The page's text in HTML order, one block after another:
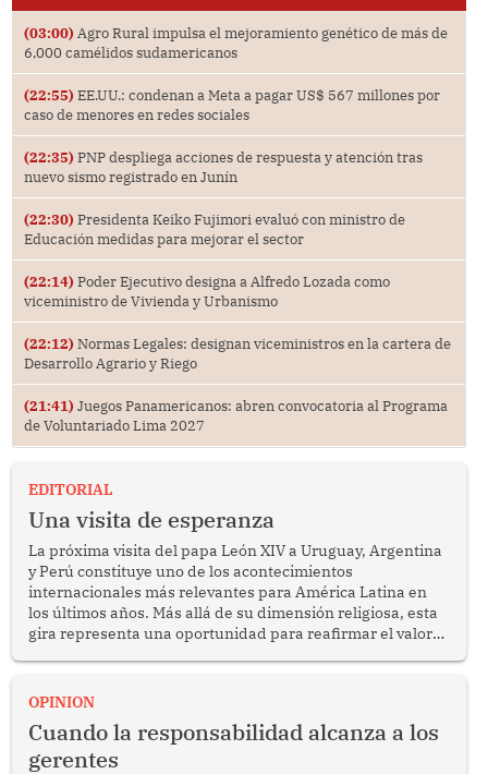
(03:00) Agro Rural impulsa el mejoramiento genético de más de
6,000 camélidos sudamericanos
(22:55) EE.UU.: condenan a Meta a pagar US$ 567 millones por
caso de menores en redes sociales
(22:35) PNP despliega acciones de respuesta y atención tras
nuevo sismo registrado en Junín
(22:30) Presidenta Keiko Fujimori evaluó con ministro de
Educación medidas para mejorar el sector
(22:14) Poder Ejecutivo designa a Alfredo Lozada como
viceministro de Vivienda y Urbanismo
(22:12) Normas Legales: designan viceministros en la cartera de
Desarrollo Agrario y Riego
(21:41) Juegos Panamericanos: abren convocatoria al Programa
de Voluntariado Lima 2027
EDITORIAL
Una visita de esperanza
La próxima visita del papa León XIV a Uruguay, Argentina
y Perú constituye uno de los acontecimientos
internacionales más relevantes para América Latina en
los últimos años. Más allá de su dimensión religiosa, esta
gira representa una oportunidad para reafirmar el valor
enfrenta desafíos en materia de desarrollo, cohesión
OPINION
Cuando la responsabilidad alcanza a los
gerentes